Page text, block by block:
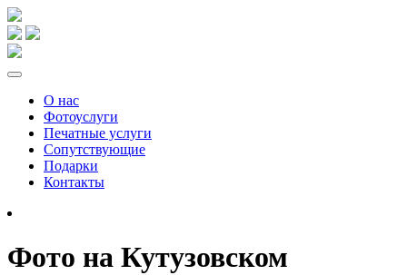
О нас
Фотоуслуги
Печатные услуги
Сопутствующие
Подарки
Контакты
Фото на Кутузовском